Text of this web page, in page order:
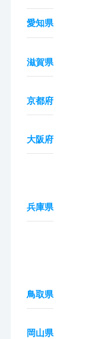
愛知県
滋賀県
京都府
大阪府
兵庫県
鳥取県
岡山県